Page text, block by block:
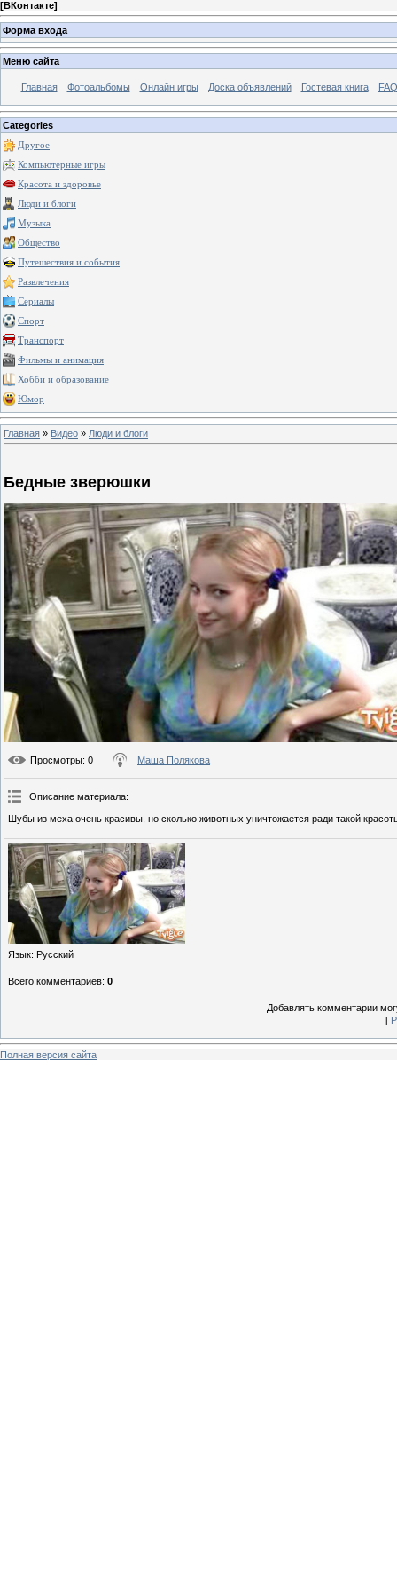
[ВКонтакте]
Форма входа
Меню сайта
Главная Фотоальбомы Онлайн игры Доска объявлений Гостевая книга
Categories
Другое
Компьютерные игры
Красота и здоровье
Люди и блоги
Музыка
Общество
Путешествия и события
Развлечения
Сериалы
Спорт
Транспорт
Фильмы и анимация
Хобби и образование
Юмор
Главная » Видео » Люди и блоги
Бедные зверюшки
Просмотры: 0 Маша Полякова
Описание материала:
Шубы из меха очень красивы, но сколько животных уничтожается ради такой
Язык: Русский
Всего комментариев: 0
Добавлять комментарии
[
Полная версия сайта